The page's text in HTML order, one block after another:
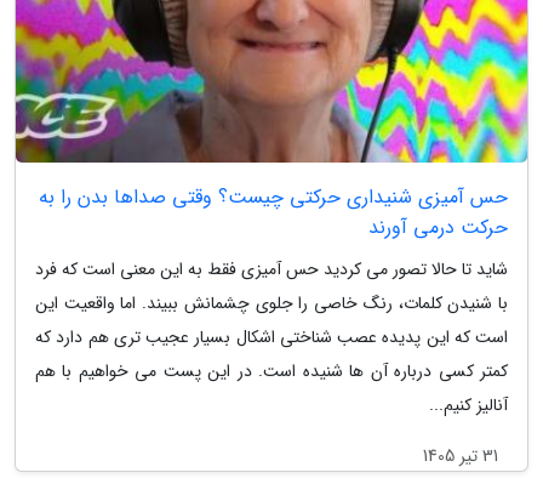
حس آمیزی شنیداری حرکتی چیست؟ وقتی صداها بدن را به
حرکت درمی آورند
شاید تا حالا تصور می کردید حس آمیزی فقط به این معنی است که فرد
با شنیدن کلمات، رنگ خاصی را جلوی چشمانش ببیند. اما واقعیت این
است که این پدیده عصب شناختی اشکال بسیار عجیب تری هم دارد که
کمتر کسی درباره آن ها شنیده است. در این پست می خواهیم با هم
آنالیز کنیم...
31 تیر 1405